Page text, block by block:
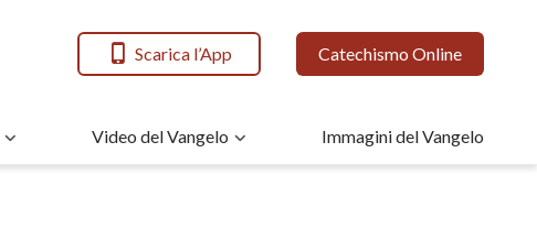
Scarica l’App Catechismo Online
Video del Vangelo Immagini del Vangelo